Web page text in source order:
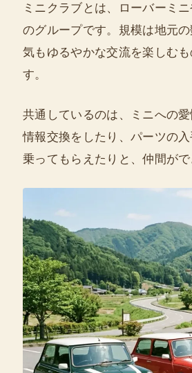
ミニクラブとは、ローバーミ
のグループです。規模は地元
気もゆるやかな交流を楽しむ
す。
共通しているのは、ミニへの
情報交換をしたり、パーツの
乗ってもらえたりと、仲間が